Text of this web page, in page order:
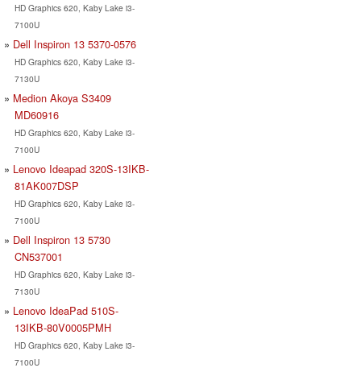
HD Graphics 620, Kaby Lake i3-
7100U
Dell Inspiron 13 5370-0576
HD Graphics 620, Kaby Lake i3-
7130U
Medion Akoya S3409
MD60916
HD Graphics 620, Kaby Lake i3-
7100U
Lenovo Ideapad 320S-13IKB-
81AK007DSP
HD Graphics 620, Kaby Lake i3-
7100U
Dell Inspiron 13 5730
CN537001
HD Graphics 620, Kaby Lake i3-
7130U
Lenovo IdeaPad 510S-
13IKB-80V0005PMH
HD Graphics 620, Kaby Lake i3-
7100U